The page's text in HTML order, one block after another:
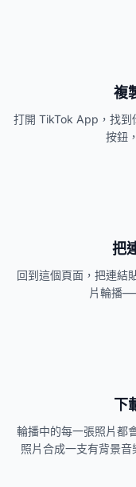
複
打開 TikTok App，找到
按鈕
把
回到這個頁面，把連結
片輪播
下
輪播中的每一張照片都
照片合成一支有背景